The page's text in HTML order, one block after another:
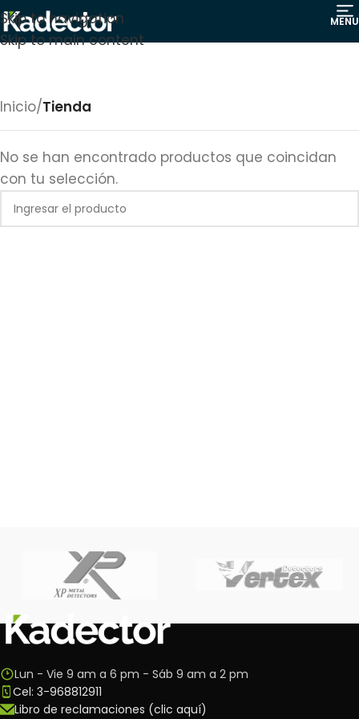
Skip to navigation
Skip to main content
MENU
Inicio/Tienda
No se han encontrado productos que coincidan
con tu selección.
Lun - Vie 9 am a 6 pm - Sáb 9 am a 2 pm
Cel: 3-968812911
Libro de reclamaciones (clic aquí)